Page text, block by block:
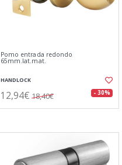
Pomo entrada redondo
65mm.lat.mat.
HANDLOCK
12,94€ 18,40€ - 30%